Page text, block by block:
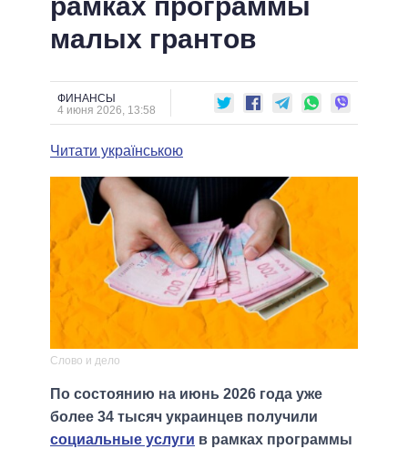
ОБЗОРЫ
ДАЙДЖЕСТЫ
ПРЕЗИДЕНТ И ОФИС
ВЕРХОВНАЯ РАДА
ГЛАВЫ ОБЛАДМИНИСТРАЦИЙ
МЭРЫ
ВСЕ ПЕРСОНЫ
ВИДЕО
СРАВНЕНИЕ ПОЛИТИКОВ
малых грантов
ФИНАНСЫ
4 июня 2026, 13:58
Читати українською
Слово и дело
По состоянию на июнь 2026 года уже
более 34 тысяч украинцев получили
социальные услуги в рамках программы